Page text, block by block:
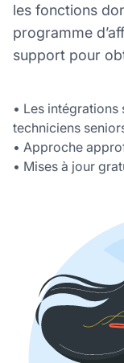
les fonctions
programme
support pour
• Les
techniciens
• Approche
• Mises à jour